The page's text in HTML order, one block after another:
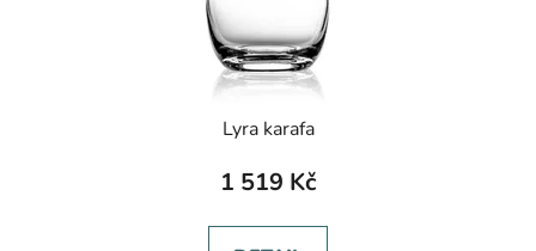
Lyra karafa
1 519 Kč